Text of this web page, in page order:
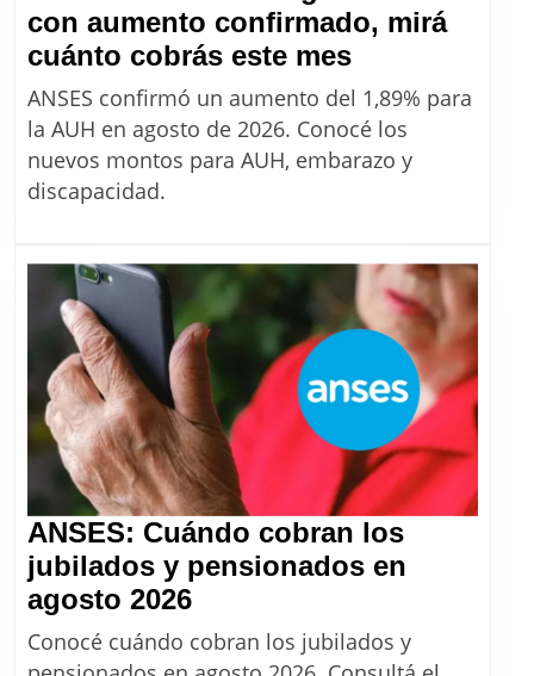
con aumento confirmado, mirá
cuánto cobrás este mesAUH
de
ANSES
en
aumento
confirmado,
mirá
cuánto
cobrás
este
mes
ANSES confirmó un aumento del 1,89% para
la AUH en agosto de 2026. Conocé los
nuevos montos para AUH, embarazo y
discapacidad.
ANSES: Cuándo cobran los
jubilados y pensionados en
agosto 2026ANSES:
Cuándo
cobran
Conocé cuándo cobran los jubilados y